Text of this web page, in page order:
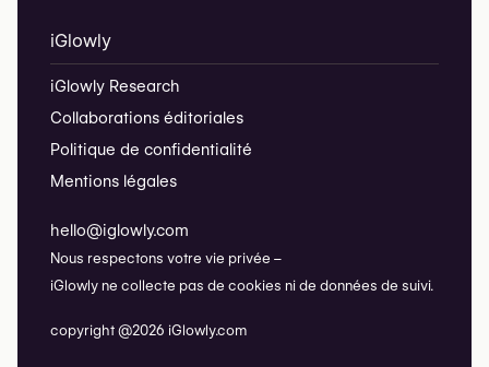
iGlowly
iGlowly Research
Collaborations éditoriales
Politique de confidentialité
Mentions légales
hello@iglowly.com
Nous respectons votre vie privée –
iGlowly ne collecte pas de cookies ni de données de suivi.
copyright @2026 iGlowly.com